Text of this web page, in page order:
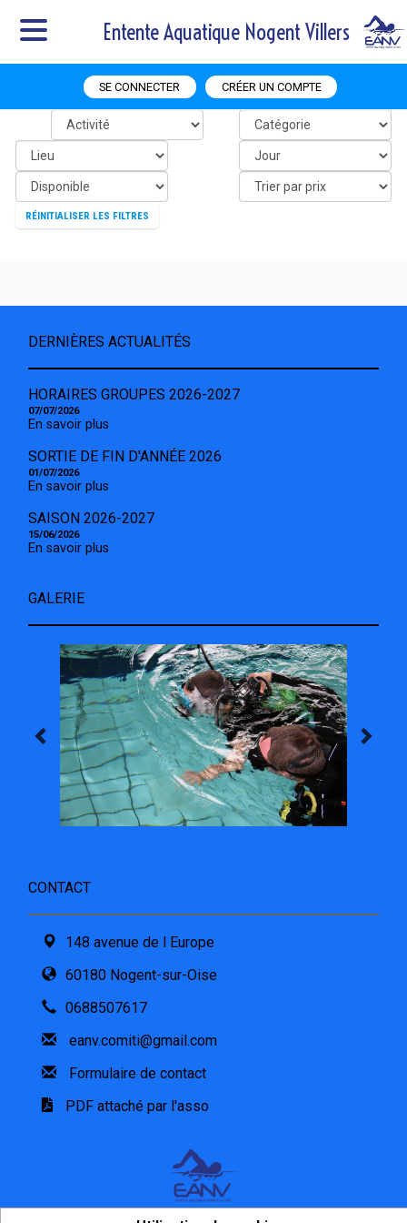
Entente Aquatique Nogent Villers
SE CONNECTER CRÉER UN COMPTE
RÉINITIALISER LES FILTRES
DERNIÈRES ACTUALITÉS
HORAIRES GROUPES 2026-2027
07/07/2026
En savoir plus
SORTIE DE FIN D'ANNÉE 2026
01/07/2026
En savoir plus
SAISON 2026-2027
15/06/2026
En savoir plus
GALERIE
CONTACT
148 avenue de l Europe
60180 Nogent-sur-Oise
0688507617
eanv.comiti@gmail.com
Formulaire de contact
PDF attaché par l'asso